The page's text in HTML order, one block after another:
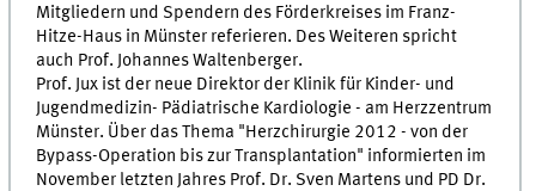
Mitgliedern und Spendern des Förderkreises im Franz-
Hitze-Haus in Münster referieren. Des Weiteren spricht
auch Prof. Johannes Waltenberger.
Prof. Jux ist der neue Direktor der Klinik für Kinder- und
Jugendmedizin- Pädiatrische Kardiologie - am Herzzentrum
Münster. Über das Thema "Herzchirurgie 2012 - von der
Bypass-Operation bis zur Transplantation" informierten im
November letzten Jahres Prof. Dr. Sven Martens und PD Dr.